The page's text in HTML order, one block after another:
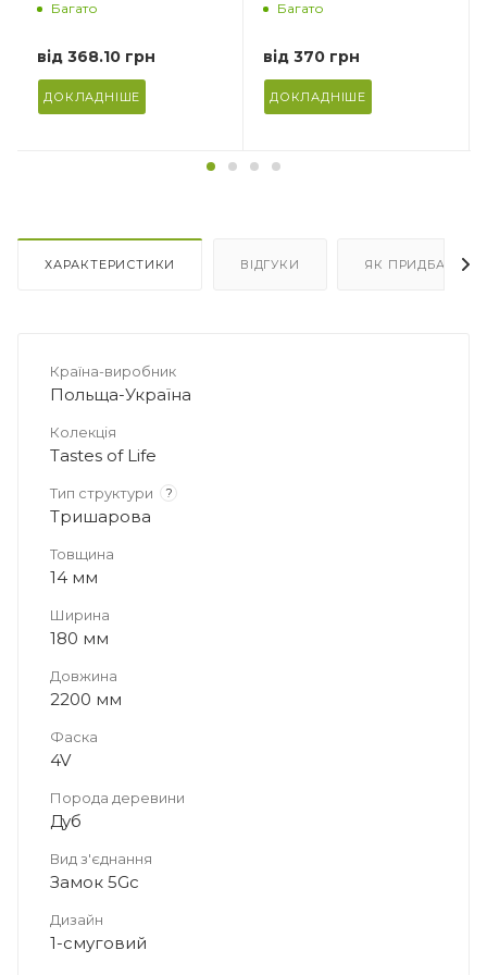
Багато
від368.10 грн
ДОКЛАДНІШЕ
Багато
від370 грн
ДОКЛАДНІШЕ
ХАРАКТЕРИСТИКИ ВІДГУКИ ЯК ПРИДБАТИ
Країна-виробник
Польща-Україна
Колекція
Tastes of Life
Тип структури ?
Тришарова
Товщина
14 мм
Ширина
180 мм
Довжина
2200 мм
Фаска
4V
Порода деревини
Дуб
Вид з'єднання
Замок 5Gc
Дизайн
1-смуговий